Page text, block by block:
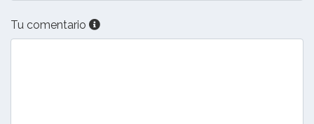
Tu comentario